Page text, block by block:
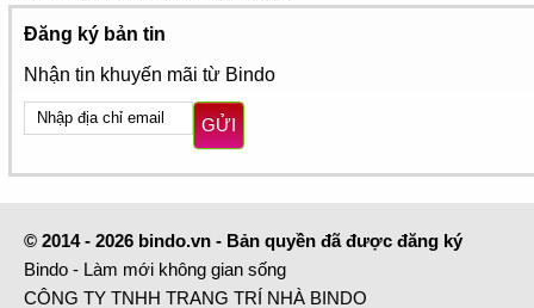
Đăng ký bản tin
Nhận tin khuyến mãi từ Bindo
GỬI
© 2014 - 2026 bindo.vn - Bản quyền đã được đăng ký
Bindo - Làm mới không gian sống
CÔNG TY TNHH TRANG TRÍ NHÀ BINDO